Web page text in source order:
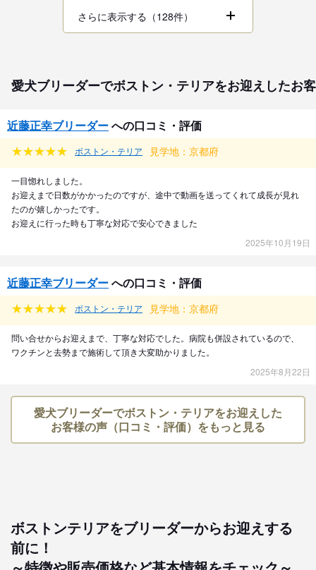
さらに表示する（128件）
愛犬ブリーダーでボストン・テリアをお迎えしたお
近藤正幸ブリーダーへの口コミ・評価
ボストン・テリア 見学地：京都府
一目惚れしました。
お迎えまで日数がかかったのですが、途中で動画を送ってくれて成長が見れ
たのが嬉しかったです。
お迎えに行った時も丁寧な対応で安心できました
2025年10月19日
近藤正幸ブリーダーへの口コミ・評価
ボストン・テリア 見学地：京都府
問い合せからお迎えまで、丁寧な対応でした。病院も併設されているので、
ワクチンと去勢まで施術して頂き大変助かりました。
2025年8月22日
愛犬ブリーダーでボストン・テリアをお迎えした
お客様の声（口コミ・評価）をもっと見る
ボストンテリアをブリーダーからお迎えする
前に！